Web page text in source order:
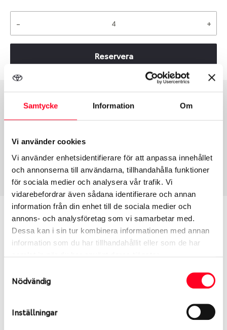
Samtycke Information Om
Vi använder cookies
Vi använder enhetsidentifierare för att anpassa innehållet
och annonserna till användarna, tillhandahålla funktioner
för sociala medier och analysera vår trafik. Vi
vidarebefordrar även sådana identifierare och annan
information från din enhet till de sociala medier och
annons- och analysföretag som vi samarbetar med.
Dessa kan i sin tur kombinera informationen med annan
information som du har tillhandahållit eller som de har
Nödvändig
Inställningar
- +
Reservera
Group
Fälg PV/C LM
Tum
18
40
Centre Diameter
112
Art nummer
8781
Passar denna fälg min bil?
Ange registreringsnummer för att se om den fälg
Ibland kan fälgen ha bytts ut under årens lopp och
inte vara samma dimension som bilen hade ut från